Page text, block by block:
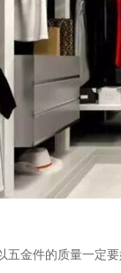
五金件的质量一定